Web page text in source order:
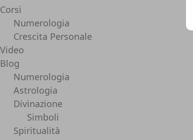
Corsi
Numerologia
Crescita Personale
Video
Blog
Numerologia
Astrologia
Divinazione
Simboli
Spiritualità